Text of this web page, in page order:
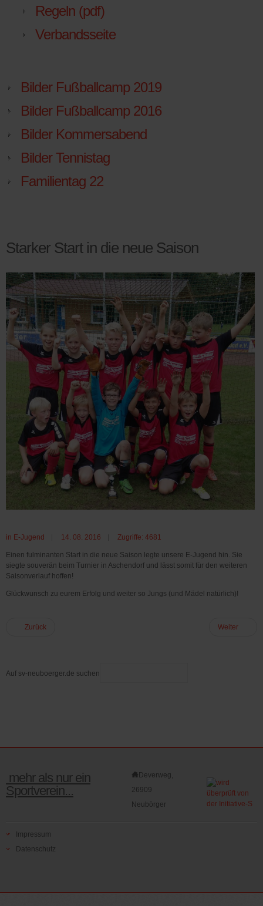
Regeln (pdf)
Verbandsseite
Bilder Fußballcamp 2019
Bilder Fußballcamp 2016
Bilder Kommersabend
Bilder Tennistag
Familientag 22
Starker Start in die neue Saison
in E-Jugend 14. 08. 2016 Zugriffe: 4681
Einen fulminanten Start in die neue Saison legte unsere E-Jugend hin. Sie
siegte souverän beim Turnier in Aschendorf und lässt somit für den weiteren
Saisonverlauf hoffen!
Glückwunsch zu eurem Erfolg und weiter so Jungs (und Mädel natürlich)!
Zurück Weiter
Auf sv-neuboerger.de suchen
mehr als nur ein
Sportverein...
Deverweg,
26909
Neubörger
Impressum
Datenschutz